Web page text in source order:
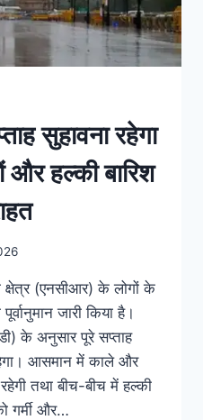
सुहावना रहेगा
और हल्की बारिश
क्षेत्र (एनसीआर) के लोगों के
जारी किया है।
के अनुसार पूरे सप्ताह
आसमान में काले और
तथा बीच-बीच में हल्की
गर्मी और…